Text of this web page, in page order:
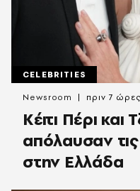
CELEBRITIES
Κέιτι Πέρι και
απόλαυσαν
στην Ελλάδα
Newsroom πριν 7 ώρες